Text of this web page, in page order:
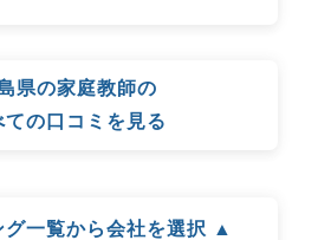
県の家庭教師の
ての口コミを見る
一覧から会社を選択 ▲